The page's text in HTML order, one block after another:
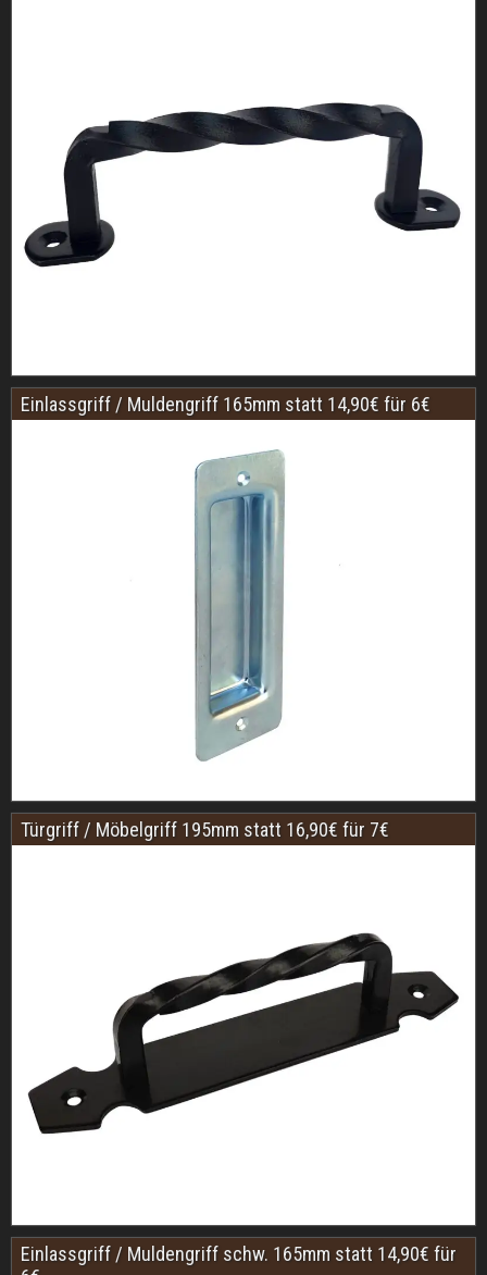
Einlassgriff / Muldengriff 165mm statt 14,90€ für 6€
Türgriff / Möbelgriff 195mm statt 16,90€ für 7€
Einlassgriff / Muldengriff schw. 165mm statt 14,90€ für